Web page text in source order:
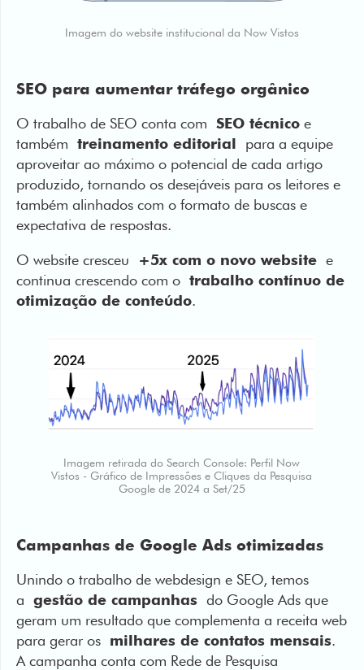
Imagem do website institucional da Now Vistos
SEO para aumentar tráfego orgânico
O trabalho de SEO conta com SEO técnico e
também treinamento editorial para a equipe
aproveitar ao máximo o potencial de cada artigo
produzido, tornando os desejáveis para os leitores e
também alinhados com o formato de buscas e
expectativa de respostas.
O website cresceu +5x com o novo website e
continua crescendo com o trabalho contínuo de
otimização de conteúdo.
Imagem retirada do Search Console: Perfil Now
Vistos - Gráfico de Impressões e Cliques da Pesquisa
Google de 2024 a Set/25
Campanhas de Google Ads otimizadas
Unindo o trabalho de webdesign e SEO, temos
a gestão de campanhas do Google Ads que
geram um resultado que complementa a receita web
para gerar os milhares de contatos mensais.
A campanha conta com Rede de Pesquisa